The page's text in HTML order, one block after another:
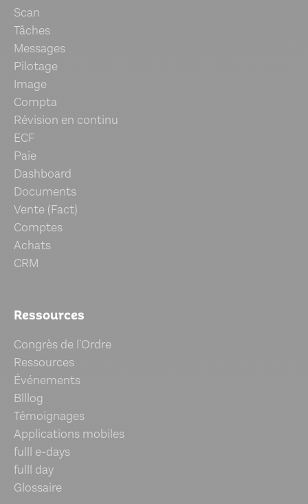
Scan
Tâches
Messages
Pilotage
Image
Compta
Révision en continu
ECF
Paie
Dashboard
Documents
Vente (Fact)
Comptes
Achats
CRM
Ressources
Congrès de l'Ordre
Ressources
Événements
Blllog
Témoignages
Applications mobiles
fulll e-days
fulll day
Glossaire